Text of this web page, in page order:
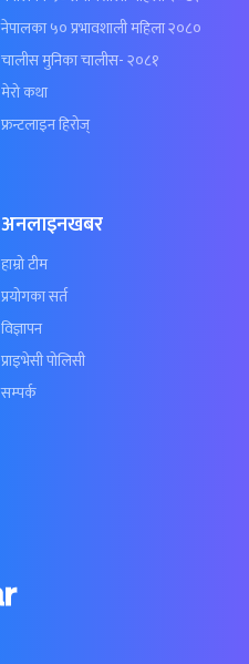
नेपालका ५० प्रभावशाली महिला २०८०
चालीस मुनिका चालीस- २०८१
मेरो कथा
फ्रन्टलाइन हिरोज्
अनलाइनखबर
हाम्रो टीम
प्रयोगका सर्त
विज्ञापन
प्राइभेसी पोलिसी
सम्पर्क